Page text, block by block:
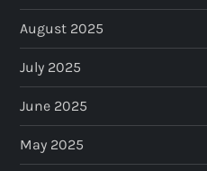
August 2025
July 2025
June 2025
May 2025